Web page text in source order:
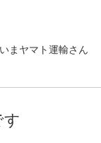
まヤマト運輸さん